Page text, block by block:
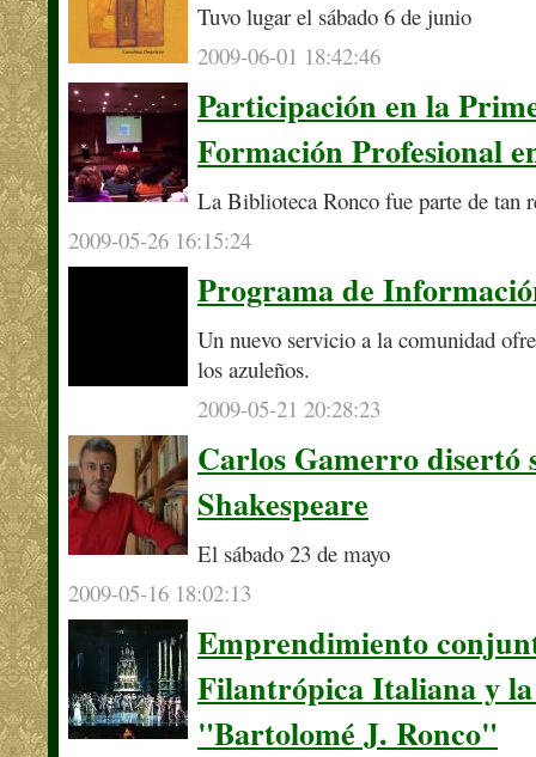
Tuvo lugar el sábado 6 de junio
2009-06-01 18:42:46
Participación en la
Formación Profesional
La Biblioteca Ronco fue parte de tan
2009-05-26 16:15:24
Programa de
Un nuevo servicio a la comunidad
los azuleños.
2009-05-21 20:28:23
Carlos Gamerro disertó
Shakespeare
El sábado 23 de mayo
2009-05-16 18:02:13
Emprendimiento
Filantrópica Italiana y
"Bartolomé J. Ronco"